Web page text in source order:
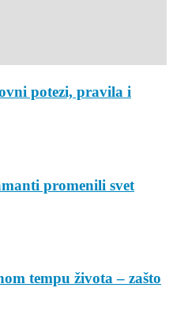
potezi, pravila i
promenili svet
tempu života – zašto